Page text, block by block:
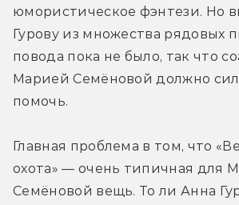
юмористическое фэнтези. Но
Гурову из множества рядовых
повода пока не было, так что
Марией Семёновой должно
помочь.
Главная проблема в том, что
охота» — очень типичная для
Семёновой вещь. То ли Анна